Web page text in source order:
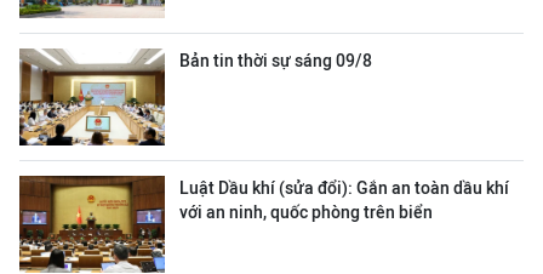
Bản tin thời sự sáng 09/8
Luật Dầu khí (sửa đổi): Gắn an toàn dầu khí
với an ninh, quốc phòng trên biển